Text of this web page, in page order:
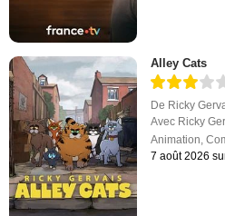
Alley Cats
De Ricky
Avec Ricky
Animation,
7 août 2026